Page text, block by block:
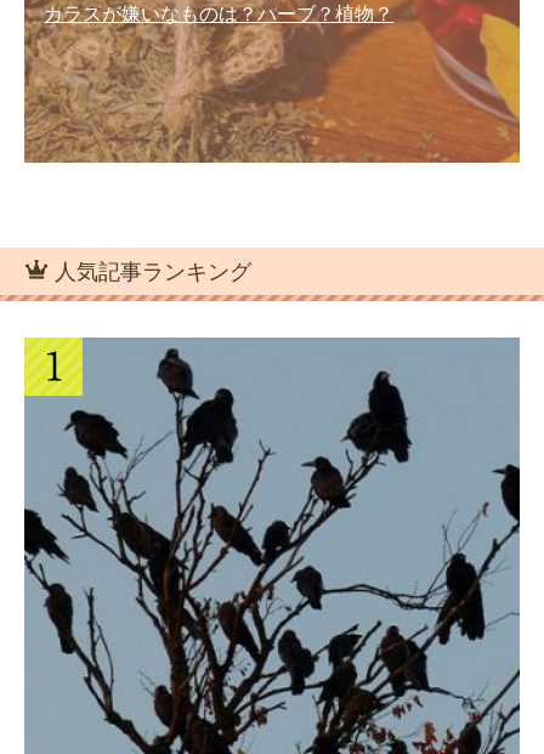
カラスが嫌いなものは？ハーブ？植物？
人気記事ランキング